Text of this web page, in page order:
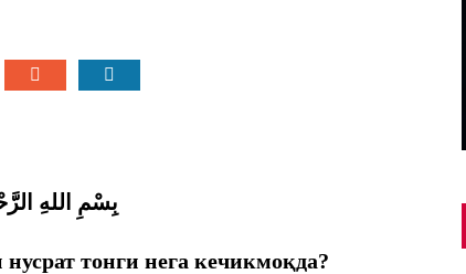
بِسْمِ اللهِ
тонги нега кечикмоқда?